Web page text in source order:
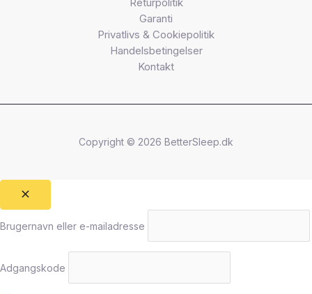
Garanti
Privatlivs & Cookiepolitik
Handelsbetingelser
Kontakt
Copyright © 2026 BetterSleep.dk
Brugernavn eller e-mailadresse
Adgangskode